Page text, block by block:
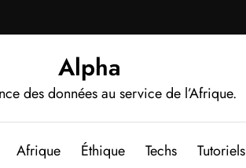
Alpha
des données au service de l’Afrique.
Afrique Éthique Techs Tutoriels